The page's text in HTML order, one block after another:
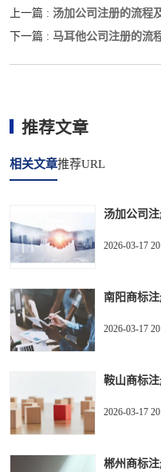
上一篇 : 汤加公司注册的流程
下一篇 : 马耳他公司注册的流
推荐文章
相关文章推荐URL
汤加公司
2026-03-17
南阳商标
2026-03-17
鞍山商标
2026-03-17
郴州商标